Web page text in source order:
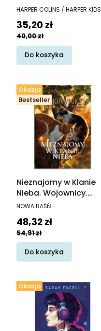
PRODUCENT
HARPER COLINS / HARPER KIDS
Cena promocyjna
35,20 zł
40,00 zł
Do koszyka
Okazja
Bestseller
Nieznajomy w Klanie
Nieba. Wojownicy.
Manga
PRODUCENT
NOWA BAŚŃ
Cena promocyjna
48,32 zł
54,91 zł
Do koszyka
Okazja